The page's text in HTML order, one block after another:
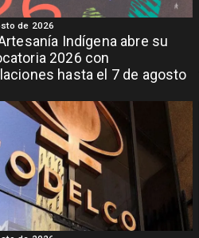
Indígena abre su
2026 con
hasta el 7 de agosto
de 2026